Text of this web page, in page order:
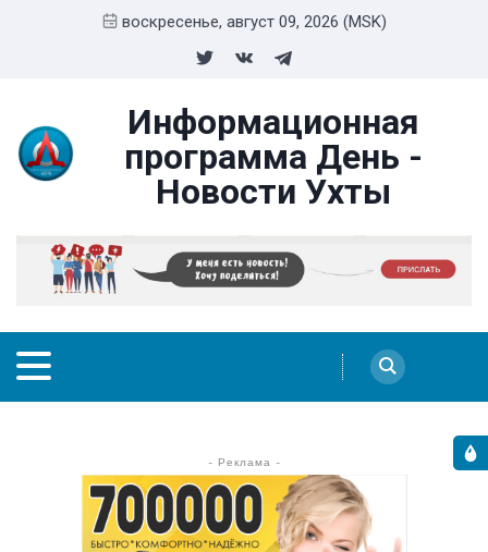
воскресенье, август 09, 2026 (MSK)
Информационная
программа День -
Новости Ухты
- Реклама -